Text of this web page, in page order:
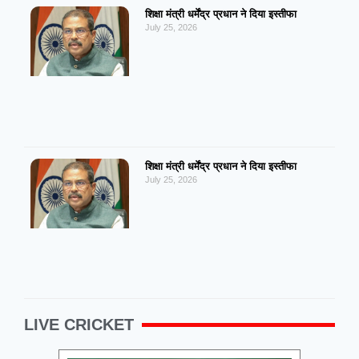
शिक्षा मंत्री धर्मेंद्र प्रधान ने दिया इस्तीफा
July 25, 2026
शिक्षा मंत्री धर्मेंद्र प्रधान ने दिया इस्तीफा
July 25, 2026
LIVE CRICKET